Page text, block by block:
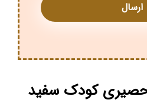
حصیری کودک سفید